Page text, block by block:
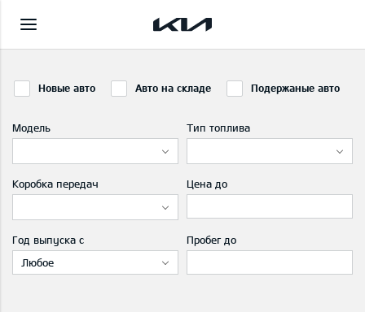
Новые авто Авто на складе Подержаные авто
Модель Тип топлива
Коробка передач Цена до
Год выпуска с
Любое
Пробег до